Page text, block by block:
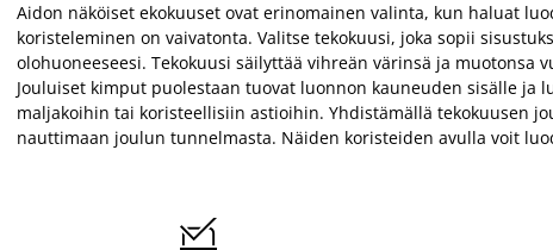
Aidon näköiset ekokuuset ovat erinomainen valinta, kun haluat
koristeleminen on vaivatonta. Valitse tekokuusi, joka sopii
olohuoneeseesi. Tekokuusi säilyttää vihreän värinsä ja
Jouluiset kimput puolestaan tuovat luonnon kauneuden sisälle
maljakoihin tai koristeellisiin astioihin. Yhdistämällä tekokuusen
nauttimaan joulun tunnelmasta. Näiden koristeiden avulla voit
